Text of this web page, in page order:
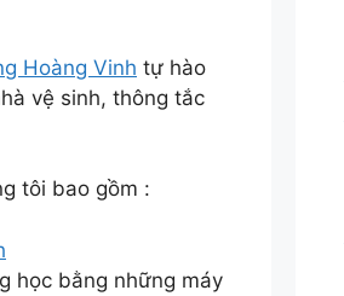
Hoàng Vinh tự hào
vệ sinh, thông tắc
tôi bao gồm :
học bằng những máy